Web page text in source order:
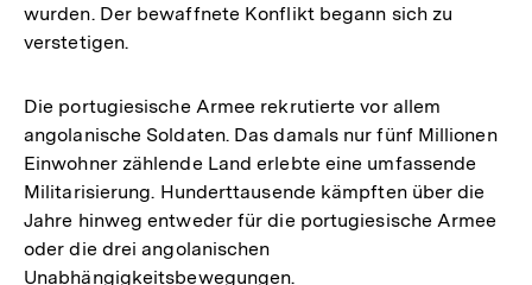
wurden. Der bewaffnete Konflikt begann sich zu
verstetigen.
Die portugiesische Armee rekrutierte vor allem
angolanische Soldaten. Das damals nur fünf Millionen
Einwohner zählende Land erlebte eine umfassende
Militarisierung. Hunderttausende kämpften über die
Jahre hinweg entweder für die portugiesische Armee
oder die drei angolanischen
Unabhängigkeitsbewegungen.